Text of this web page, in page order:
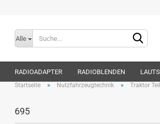
Alle
RADIOADAPTER RADIOBLENDEN
Startseite » Nutzfahrzeugtechnik » Traktor
695